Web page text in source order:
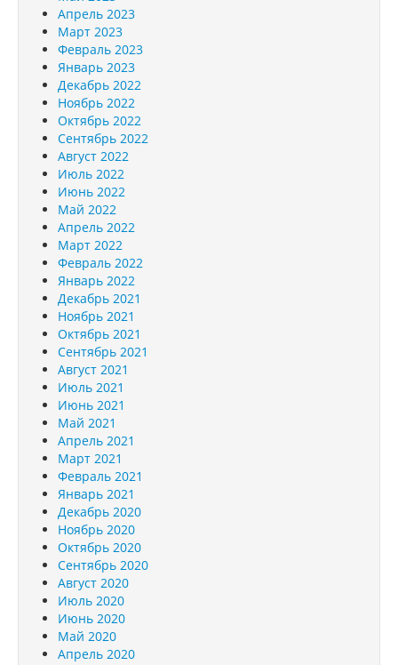
Апрель 2023
Март 2023
Февраль 2023
Январь 2023
Декабрь 2022
Ноябрь 2022
Октябрь 2022
Сентябрь 2022
Август 2022
Июль 2022
Июнь 2022
Май 2022
Апрель 2022
Март 2022
Февраль 2022
Январь 2022
Декабрь 2021
Ноябрь 2021
Октябрь 2021
Сентябрь 2021
Август 2021
Июль 2021
Июнь 2021
Май 2021
Апрель 2021
Март 2021
Февраль 2021
Январь 2021
Декабрь 2020
Ноябрь 2020
Октябрь 2020
Сентябрь 2020
Август 2020
Июль 2020
Июнь 2020
Май 2020
Апрель 2020